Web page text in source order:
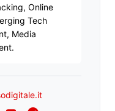
Online
Tech
Media